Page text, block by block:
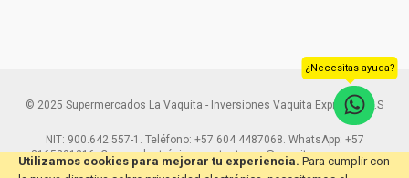
Utilizamos cookies para mejorar tu experiencia. Para cumplir con
© 2025 Supermercados La Vaquita - Inversiones Vaquita Express S.A.S
NIT: 900.642.557-1. Teléfono: +57 604 4487068. WhatsApp: +57
3165291216. Correo electrónico: contactenos@vaquitaexpress.com
¿Necesitas ayuda?